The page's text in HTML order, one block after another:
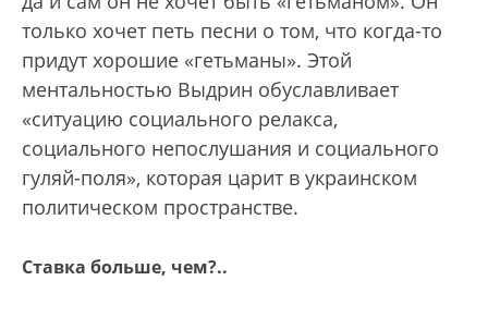
только хочет петь песни о том, что когда-то
придут хорошие «гетьманы». Этой
ментальностью Выдрин обуславливает
«ситуацию социального релакса,
социального непослушания и социального
гуляй-поля», которая царит в украинском
политическом пространстве.
Ставка больше, чем?..